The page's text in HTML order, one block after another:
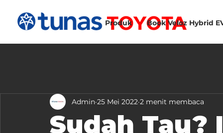
Produk Book Veloz Hybrid
Sudah Tau?
Admin 25 Mei 2022 2 menit membaca